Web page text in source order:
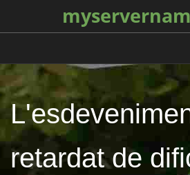
retardat de